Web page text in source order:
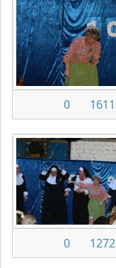
0 1611
0 1272